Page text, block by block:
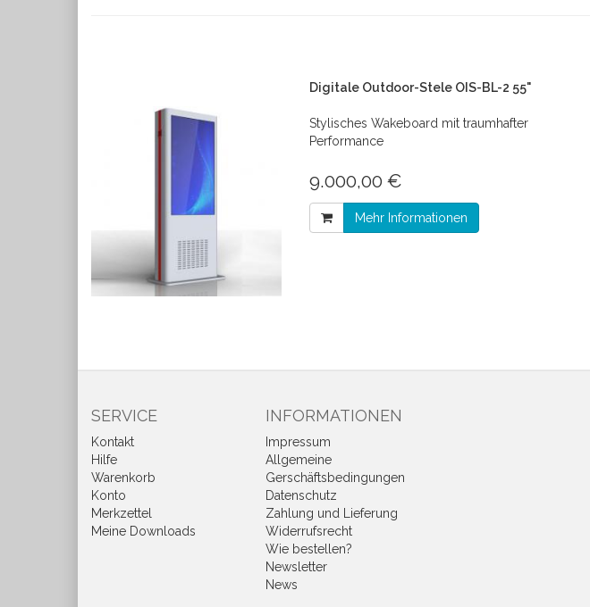
Digitale Outdoor-Stele OIS-BL-2 55"
Stylisches Wakeboard mit traumhafter
Performance
9.000,00 €
Mehr Informationen
SERVICE
Kontakt
Hilfe
Warenkorb
Konto
Merkzettel
Meine Downloads
INFORMATIONEN
Impressum
Allgemeine
Gerschäftsbedingungen
Datenschutz
Zahlung und Lieferung
Widerrufsrecht
Wie bestellen?
Newsletter
News